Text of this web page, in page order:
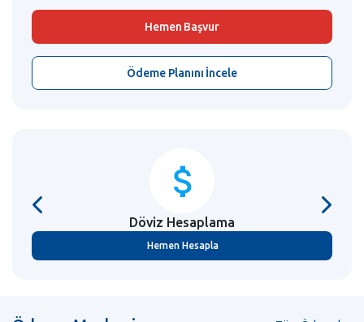
Hemen Başvur
Ödeme Planını İncele
Döviz Hesaplama
Hemen Hesapla